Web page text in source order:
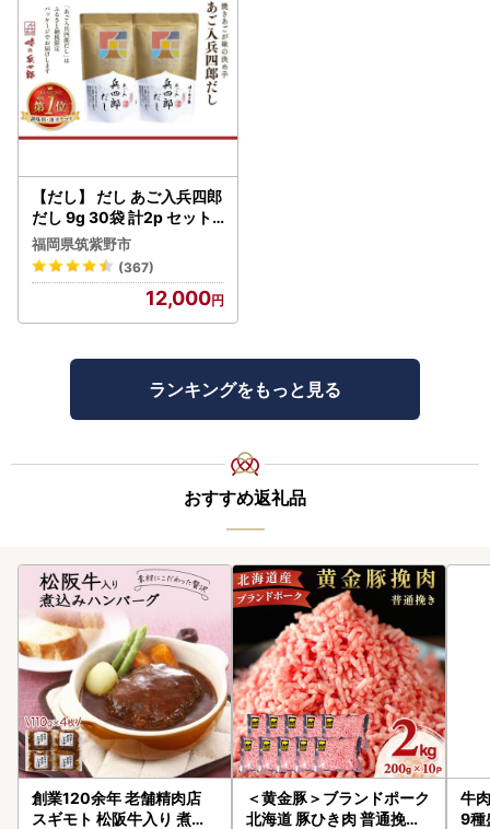
【だし】 だし あご入兵四郎
だし 9g 30袋 計2p セット
21760217
福岡県筑紫野市
(367)
12,000
ランキングをもっと見る
おすすめ返礼品
創業120余年 老舗精肉店
スギモト 松阪牛入り 煮込
＜黄金豚＞ブランドポーク
北海道 豚ひき肉 普通挽き
牛
9種